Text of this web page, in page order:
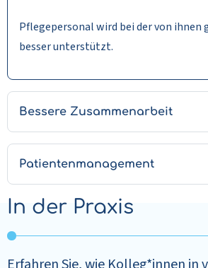
Pflegepersonal wird bei der von
besser unterstützt.
Bessere Zusammenarbeit
Patientenmanagement
In der Praxis